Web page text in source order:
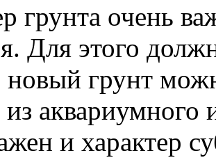
грунта очень
Для этого
грунт
из
и характер